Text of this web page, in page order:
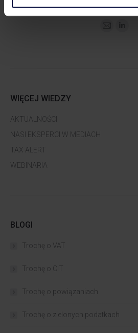
WIĘCEJ WIEDZY
AKTUALNOŚCI
NASI EKSPERCI W MEDIACH
TAX ALERT
WEBINARIA
BLOGI
Trochę o VAT
Trochę o CIT
Trochę o powiązaniach​
Trochę o zielonych podatkach